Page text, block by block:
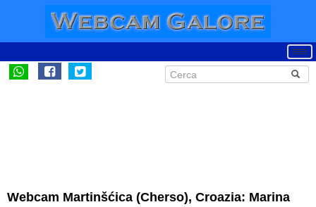
Webcam Martinšćica (Cherso), Croazia: Marina